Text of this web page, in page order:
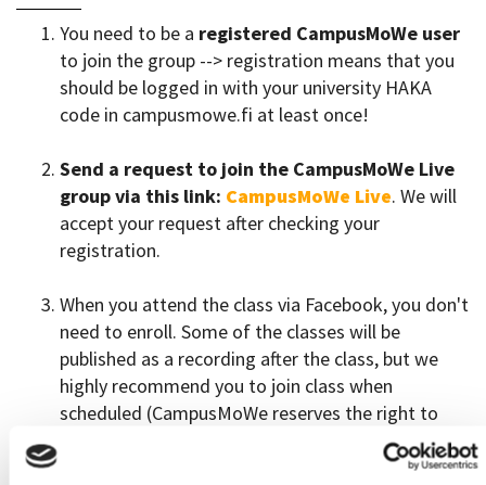
You need to be a registered CampusMoWe user
to join the group --> registration means that you
should be logged in with your university HAKA
code in campusmowe.fi at least once!
Send a request to join the CampusMoWe Live
group via this link: CampusMoWe Live. We will
accept your request after checking your
registration.
When you attend the class via Facebook, you don't
need to enroll. Some of the classes will be
published as a recording after the class, but we
highly recommend you to join class when
scheduled (CampusMoWe reserves the right to